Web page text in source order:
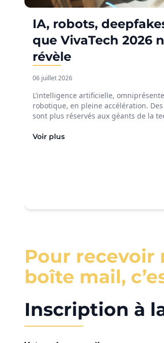
IA, robots,
que VivaTech 2026
révèle
06 juillet 2026
L’intelligence artificielle,
robotique, en pleine accélération.
sont plus réservés aux géants de la
Voir plus
Pour
boîte mail,
Inscription à